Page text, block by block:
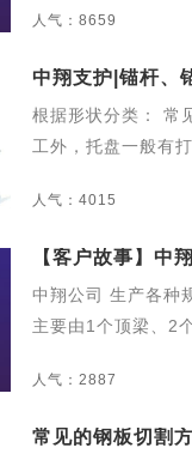
人气：8659
中翔支护|锚杆
根据形状分类： 常
工外，托盘一般有
人气：4015
【客户故事】中
中翔公司 生产各种
主要由1个顶梁、2
人气：2887
常见的钢板切割